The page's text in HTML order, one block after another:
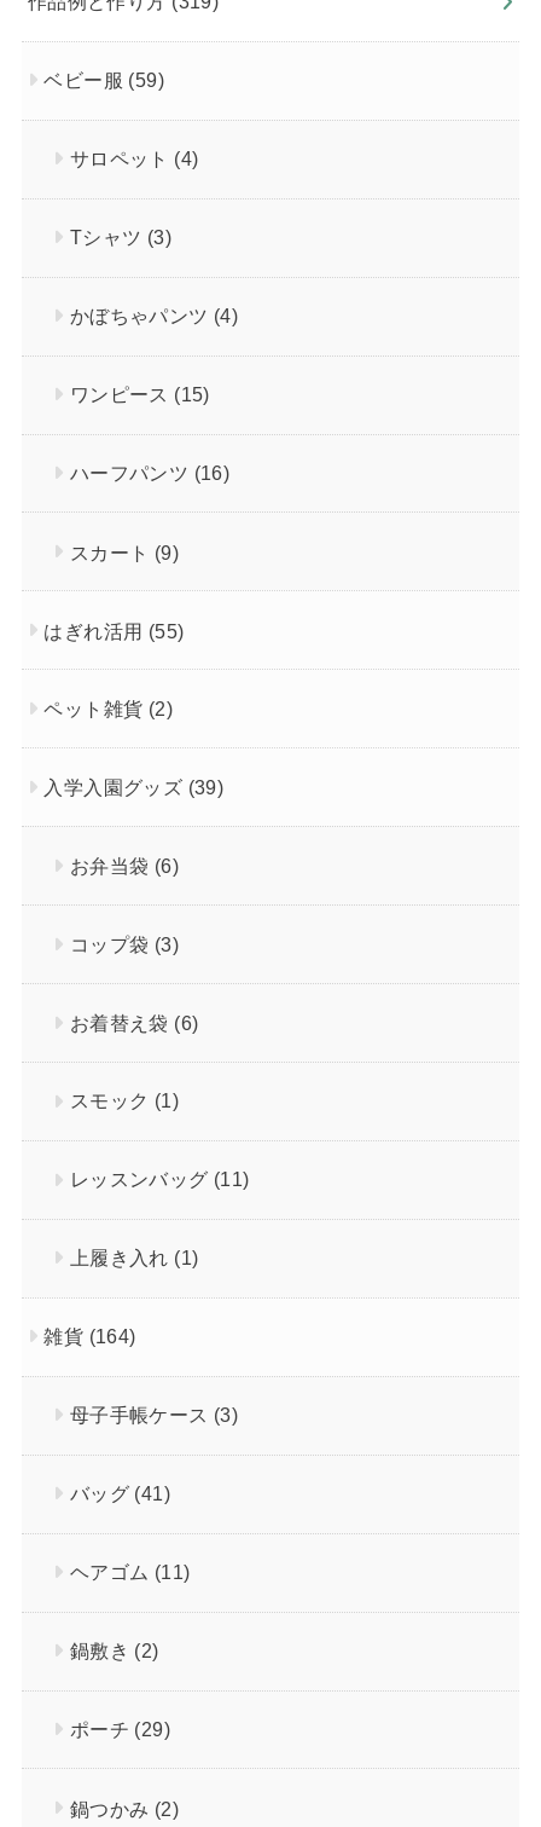
ベビー服 (59)
サロペット (4)
Tシャツ (3)
かぼちゃパンツ (4)
ワンピース (15)
ハーフパンツ (16)
スカート (9)
はぎれ活用 (55)
ペット雑貨 (2)
入学入園グッズ (39)
お弁当袋 (6)
コップ袋 (3)
お着替え袋 (6)
スモック (1)
レッスンバッグ (11)
上履き入れ (1)
雑貨 (164)
母子手帳ケース (3)
バッグ (41)
ヘアゴム (11)
鍋敷き (2)
ポーチ (29)
鍋つかみ (2)